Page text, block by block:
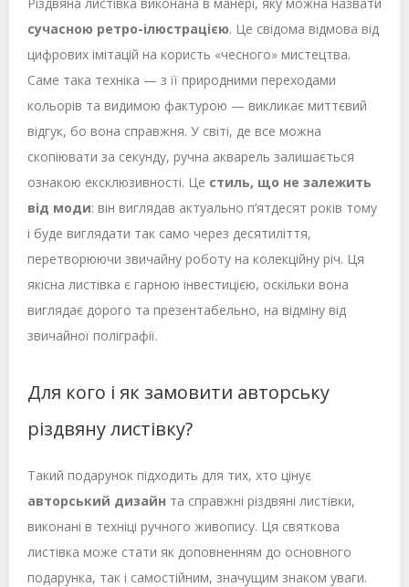
сучасною ретро-ілюстрацією. Це свідома відмова від
цифрових імітацій на користь «чесного» мистецтва.
Саме така техніка — з її природними переходами
кольорів та видимою фактурою — викликає миттєвий
відгук, бо вона справжня. У світі, де все можна
скопіювати за секунду, ручна акварель залишається
ознакою ексклюзивності. Це стиль, що не залежить
від моди: він виглядав актуально п’ятдесят років тому
і буде виглядати так само через десятиліття,
перетворюючи звичайну роботу на колекційну річ. Ця
якісна листівка є гарною інвестицією, оскільки вона
виглядає дорого та презентабельно, на відміну від
звичайної поліграфії.
Для кого і як замовити авторську
різдвяну листівку?
Такий подарунок підходить для тих, хто цінує
авторський дизайн та справжні різдвяні листівки,
виконані в техніці ручного живопису. Ця святкова
листівка може стати як доповненням до основного
подарунка, так і самостійним, значущим знаком уваги.